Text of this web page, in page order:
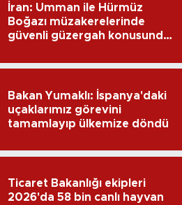
İran: Umman ile Hürmüz
Boğazı müzakerelerinde
güvenli güzergah konusunda
Bakan Yumaklı: İspanya'daki
uçaklarımız görevini
tamamlayıp ülkemize döndü
Ticaret Bakanlığı ekipleri
2026'da 58 bin canlı hayvan